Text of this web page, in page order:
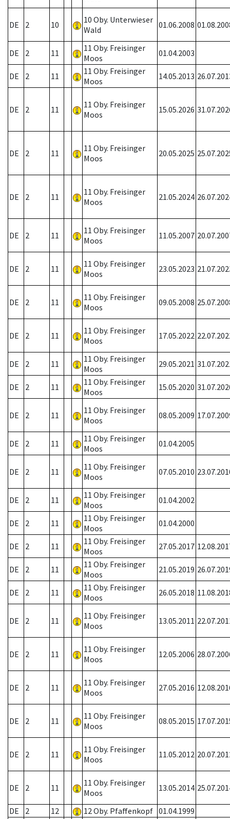
DE 2 10
10 Oby. Unterwieser
Wald
01.06.2008
DE 2 11
11 Oby. Freisinger
Moos
01.04.2003
DE 2 11
11 Oby. Freisinger
Moos
14.05.2013
DE 2 11
11 Oby. Freisinger
Moos
15.05.2026
DE 2 11
11 Oby. Freisinger
Moos
20.05.2025
DE 2 11
11 Oby. Freisinger
Moos
21.05.2024
DE 2 11
11 Oby. Freisinger
Moos
11.05.2007
DE 2 11
11 Oby. Freisinger
Moos
23.05.2023
DE 2 11
11 Oby. Freisinger
Moos
09.05.2008
DE 2 11
11 Oby. Freisinger
Moos
17.05.2022
DE 2 11
11 Oby. Freisinger
Moos
29.05.2021
DE 2 11
11 Oby. Freisinger
Moos
15.05.2020
DE 2 11
11 Oby. Freisinger
Moos
08.05.2009
DE 2 11
11 Oby. Freisinger
Moos
01.04.2005
DE 2 11
11 Oby. Freisinger
Moos
07.05.2010
DE 2 11
11 Oby. Freisinger
Moos
01.04.2002
DE 2 11
11 Oby. Freisinger
Moos
01.04.2000
DE 2 11
11 Oby. Freisinger
Moos
27.05.2017
DE 2 11
11 Oby. Freisinger
Moos
21.05.2019
DE 2 11
11 Oby. Freisinger
Moos
26.05.2018
DE 2 11
11 Oby. Freisinger
Moos
13.05.2011
DE 2 11
11 Oby. Freisinger
Moos
12.05.2006
DE 2 11
11 Oby. Freisinger
Moos
27.05.2016
DE 2 11
11 Oby. Freisinger
Moos
08.05.2015
DE 2 11
11 Oby. Freisinger
Moos
11.05.2012
DE 2 11
11 Oby. Freisinger
Moos
13.05.2014
DE 2 12 12 Oby. Pfaffenkopf 01.04.1999